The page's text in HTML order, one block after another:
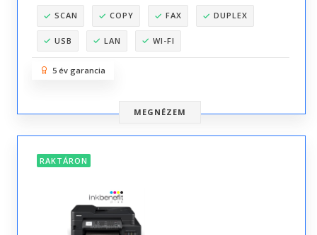
SCAN COPY FAX DUPLEX
USB LAN WI-FI
5 év garancia
MEGNÉZEM
RAKTÁRON